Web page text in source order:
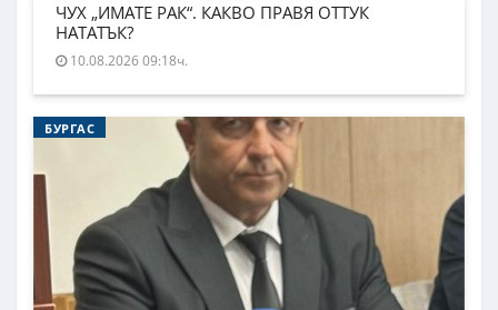
ЧУХ „ИМАТЕ РАК“. КАКВО ПРАВЯ ОТТУК
НАТАТЪК?
10.08.2026 09:18ч.
БУРГАС